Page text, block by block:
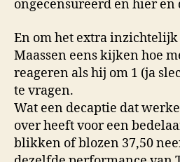
ongecensureerd en hier
En om het extra
Maassen eens kijken hoe
reageren als hij om 1 (ja
te vragen.
Wat een decaptie dat
over heeft voor een
blikken of blozen 37,50